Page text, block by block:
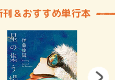
刊＆おすすめ単行本